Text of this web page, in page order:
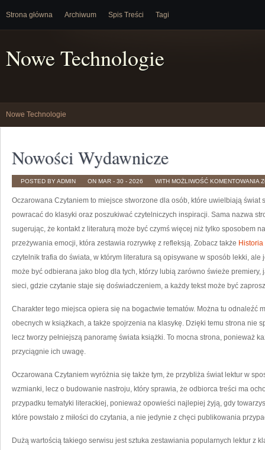
Strona główna Archiwum Spis Treści Tagi
Nowe Technologie
Nowe Technologie
Nowości Wydawnicze
POSTED BY ADMIN ON MAR - 30 - 2026 WITH MOŻLIWOŚĆ KOMENTOWANIA
Oczarowana Czytaniem to miejsce stworzone dla osób, które uwielbiają świat
powracać do klasyki oraz poszukiwać czytelniczych inspiracji. Sama nazwa
sugerując, że kontakt z literaturą może być czymś więcej niż tylko sposobem
przeżywania emocji, która zestawia rozrywkę z refleksją. Zobacz także
czytelnik trafia do świata, w którym literatura są opisywane w sposób lekki,
może być odbierana jako blog dla tych, którzy lubią zarówno świeże premiery,
sieci, gdzie czytanie staje się doświadczeniem, a każdy tekst może być
Charakter tego miejsca opiera się na bogactwie tematów. Można tu odnaleźć
obecnych w książkach, a także spojrzenia na klasykę. Dzięki temu strona nie
lecz tworzy pełniejszą panoramę świata książki. To mocna strona, ponieważ
przyciągnie ich uwagę.
Oczarowana Czytaniem wyróżnia się także tym, że przybliża świat lektur w
wzmianki, lecz o budowanie nastroju, który sprawia, że odbiorca treści ma
przypadku tematyki literackiej, ponieważ opowieści najlepiej żyją, gdy
które powstało z miłości do czytania, a nie jedynie z chęci publikowania
Dużą wartością takiego serwisu jest sztuka zestawiania popularnych lektur z